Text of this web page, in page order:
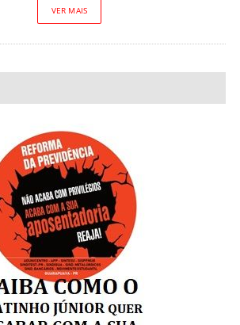
VER MAIS